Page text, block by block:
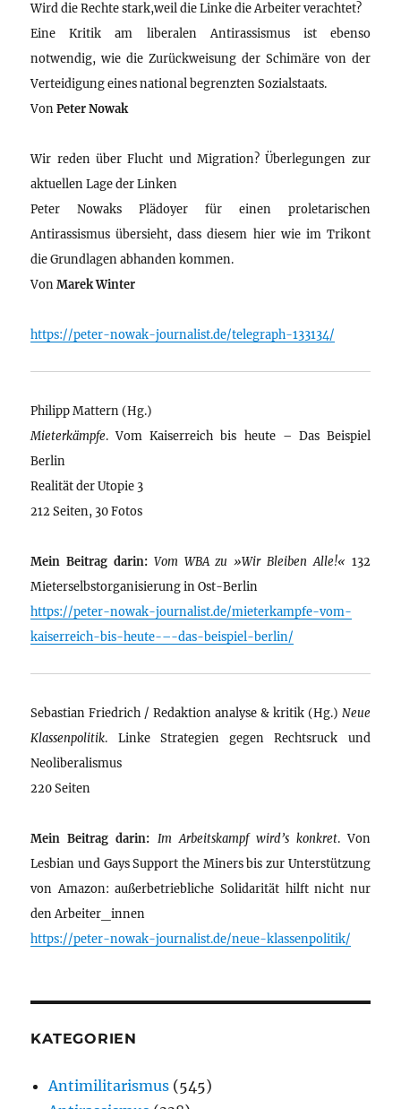
Wird die Rechte stark,weil die Linke die Arbeiter verachtet?
Eine Kritik am liberalen Antirassismus ist ebenso
notwendig, wie die Zurückweisung der Schimäre von der
Verteidigung eines national begrenzten Sozialstaats.
VonPeter Nowak
Wir reden über Flucht und Migration? Überlegungen zur
aktuellen Lage der Linken
Peter Nowaks Plädoyer für einen proletarischen
Antirassismus übersieht, dass diesem hier wie im Trikont
die Grundlagen abhanden kommen.
VonMarek Winter
https://peter-nowak-journalist.de/telegraph-133134/
Philipp Mattern (Hg.)
Mieterkämpfe. Vom Kaiserreich bis heute – Das Beispiel
Berlin
Realität der Utopie 3
212 Seiten, 30 Fotos
Mein Beitrag darin: Vom WBA zu »Wir Bleiben Alle!« 132
Mieterselbstorganisierung in Ost-Berlin
https://peter-nowak-journalist.de/mieterkampfe-vom-
kaiserreich-bis-heute-–-das-beispiel-berlin/
Sebastian Friedrich / Redaktion analyse & kritik (Hg.) Neue
Klassenpolitik. Linke Strategien gegen Rechtsruck und
Neoliberalismus
220 Seiten
Mein Beitrag darin: Im Arbeitskampf wird’s konkret. Von
Lesbian und Gays Support the Miners bis zur Unterstützung
von Amazon: außerbetriebliche Solidarität hilft nicht nur
den Arbeiter_innen
https://peter-nowak-journalist.de/neue-klassenpolitik/
KATEGORIEN
Antimilitarismus (545)